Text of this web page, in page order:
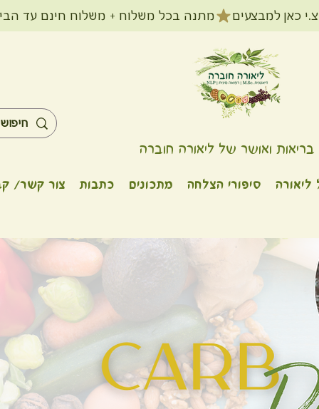
מתנה בכל משלוח + משלוח חינם עד הבית בקניה מעל 350 ש"ח
בריאות ואושר של ליאורה חוברה
ליאורה סיפורי הצלחה מתכונים כתבות צור קשר/